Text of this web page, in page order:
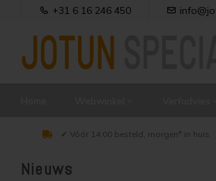
+31 6 16 246 450
✔ Vóór 14:00 besteld, morgen* in huis
Nieuws